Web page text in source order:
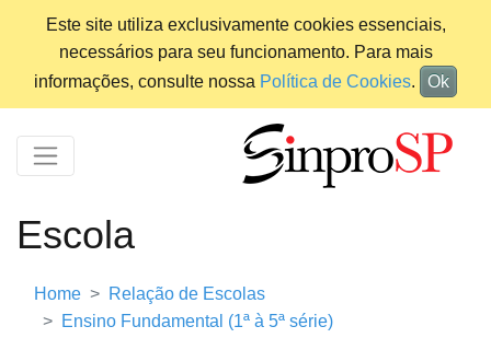
Este site utiliza exclusivamente cookies essenciais,
necessários para seu funcionamento. Para mais
informações, consulte nossa Política de Cookies. Ok
Escola
Home
Relação de Escolas
Ensino Fundamental (1ª à 5ª série)